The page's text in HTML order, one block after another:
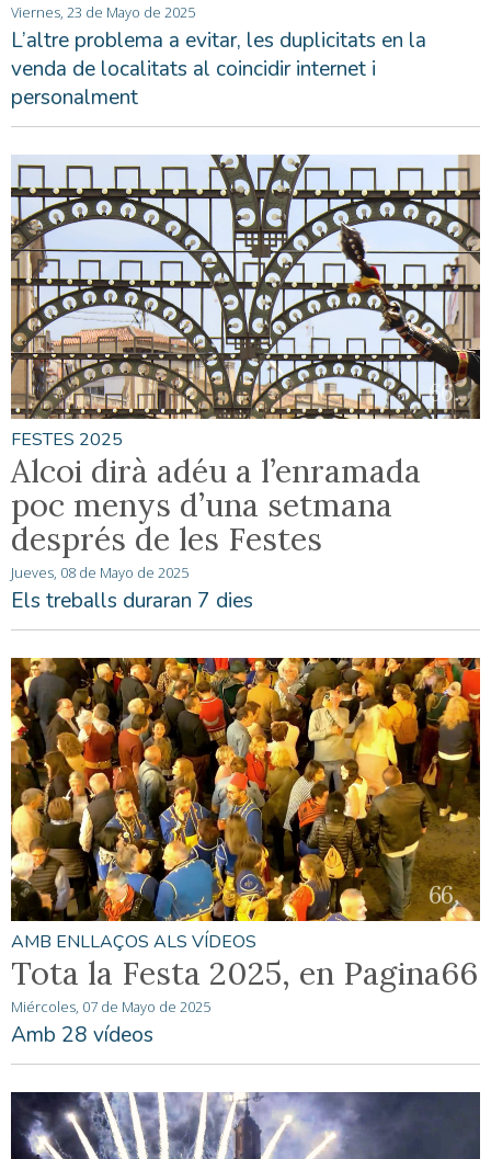
Viernes, 23 de Mayo de 2025
L’altre problema a evitar, les duplicitats en la
venda de localitats al coincidir internet i
personalment
FESTES 2025
Alcoi dirà adéu a l’enramada
poc menys d’una setmana
després de les Festes
Jueves, 08 de Mayo de 2025
Els treballs duraran 7 dies
AMB ENLLAÇOS ALS VÍDEOS
Tota la Festa 2025, en Pagina66
Miércoles, 07 de Mayo de 2025
Amb 28 vídeos